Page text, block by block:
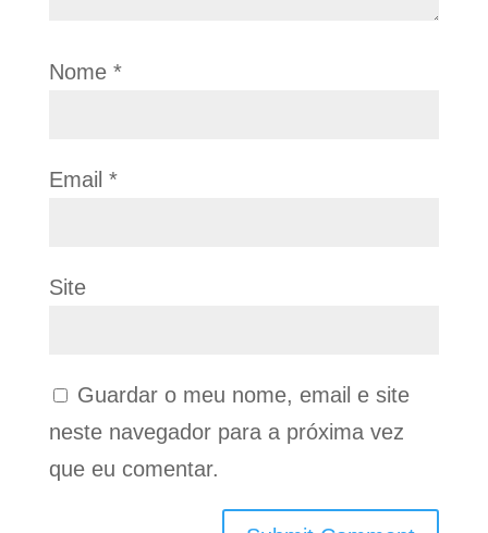
Nome *
Email *
Site
Guardar o meu nome, email e site
neste navegador para a próxima vez
que eu comentar.